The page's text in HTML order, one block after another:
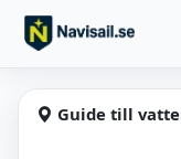
Hoppa till
Navisail
Guide till